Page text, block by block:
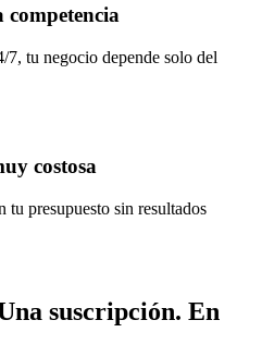
competencia
tu negocio depende solo del
costosa
tu presupuesto sin resultados
suscripción. En